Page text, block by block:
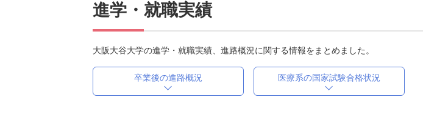
進学・就職実績
大阪大谷大学の進学・就職実績、進路概況に関する情報をまとめました。
卒業後の進路概況 医療系の国家試験合格状況